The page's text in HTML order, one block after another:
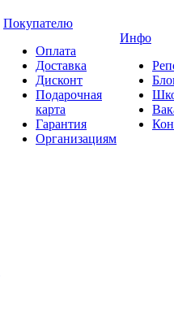
Покупателю
Оплата
Доставка
Дисконт
Подарочная
карта
Гарантия
Организациям
Инфо